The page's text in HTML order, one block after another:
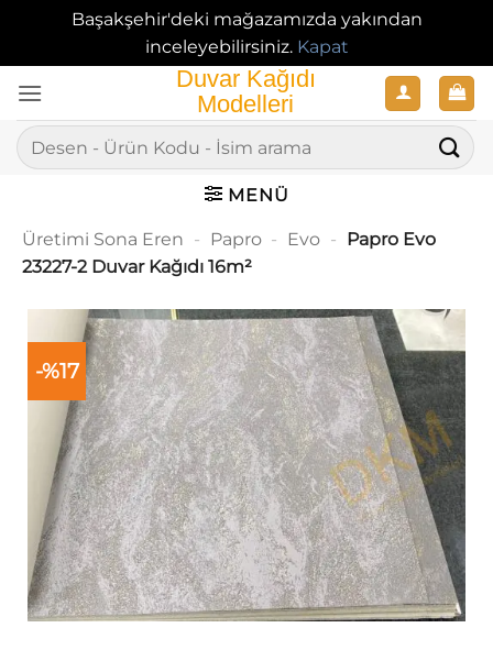
Başakşehir'deki mağazamızda yakından
inceleyebilirsiniz. Kapat
atla
Ara:
MENÜ
Üretimi Sona Eren - Papro - Evo - Papro Evo
23227-2 Duvar Kağıdı 16m²
-%17